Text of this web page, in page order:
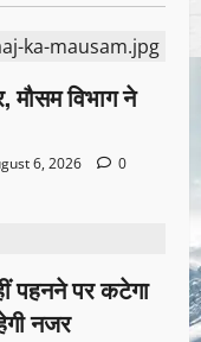
विभाग ने
6, 2026
0
पहनने पर कटेगा
नजर